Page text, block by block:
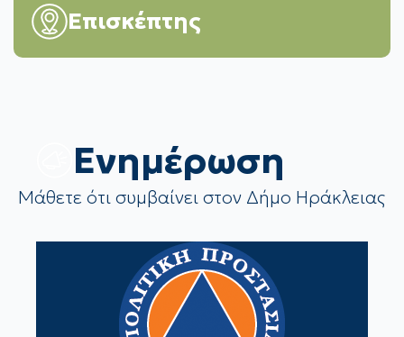
Επισκέπτης
Eνημέρωση
Μάθετε ότι συμβαίνει στον Δήμο Ηράκλειας